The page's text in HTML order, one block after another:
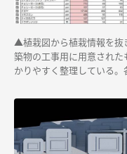
▲植栽図から植栽情報を
築物の工事用に用意され
かりやすく整理している